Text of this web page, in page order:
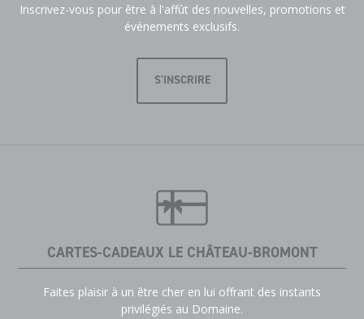
Inscrivez-vous pour être à l'affût des nouvelles, promotions et
événements exclusifs.
S'INSCRIRE
CARTES-CADEAUX LE CHÂTEAU-BROMONT
Faites plaisir à un être cher en lui offrant des instants
privilégiés au Domaine.